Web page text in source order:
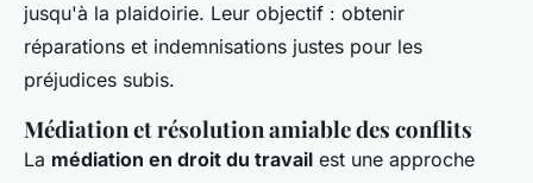
jusqu'à la plaidoirie. Leur objectif : obtenir
réparations et indemnisations justes pour les
préjudices subis.
Médiation et résolution amiable des conflits
La médiation en droit du travail est une approche